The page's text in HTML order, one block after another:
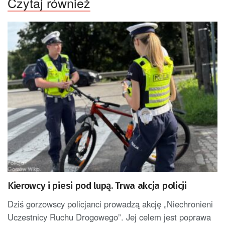
Kierowcy i piesi pod lupą. Trwa akcja policji
Dziś gorzowscy policjanci prowadzą akcję „Niechronieni
Uczestnicy Ruchu Drogowego”. Jej celem jest poprawa